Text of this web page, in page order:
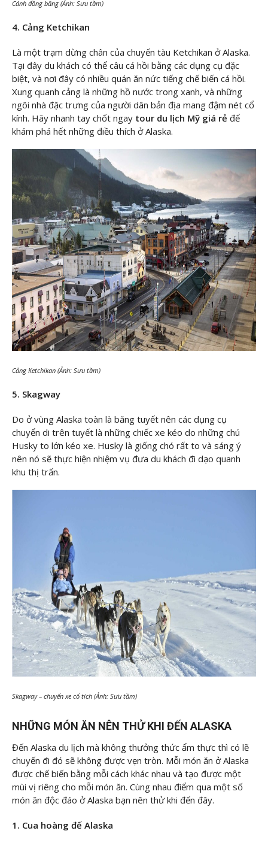
Cánh đồng băng (Ảnh: Sưu tầm)
4. Cảng Ketchikan
Là một trạm dừng chân của chuyến tàu Ketchikan ở Alaska.
Tại đây du khách có thể câu cá hồi bằng các dụng cụ đặc
biệt, và nơi đây có nhiều quán ăn nức tiếng chế biến cá hồi.
Xung quanh cảng là những hồ nước trong xanh, và những
ngôi nhà đặc trưng của người dân bản địa mang đậm nét cổ
kính. Hãy nhanh tay chốt ngay tour du lịch Mỹ giá rẻ để
khám phá hết những điều thích ở Alaska.
Cảng Ketchikan (Ảnh: Sưu tầm)
5. Skagway
Do ở vùng Alaska toàn là băng tuyết nên các dụng cụ
chuyển di trên tuyết là những chiếc xe kéo do những chú
Husky to lớn kéo xe. Husky là giống chó rất to và sáng ý
nên nó sẽ thực hiện nhiệm vụ đưa du khách đi dạo quanh
khu thị trấn.
Skagway – chuyến xe cổ tích (Ảnh: Sưu tầm)
NHỮNG MÓN ĂN NÊN THỬ KHI ĐẾN ALASKA
Đến Alaska du lịch mà không thưởng thức ẩm thực thì có lẽ
chuyến đi đó sẽ không được vẹn tròn. Mỗi món ăn ở Alaska
được chế biến bằng mỗi cách khác nhau và tạo được một
mùi vị riêng cho mỗi món ăn. Cùng nhau điểm qua một số
món ăn độc đáo ở Alaska bạn nên thử khi đến đây.
1. Cua hoàng đế Alaska